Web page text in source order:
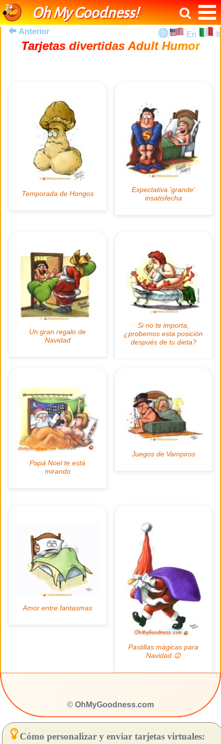
Oh My Goodness!
Anterior En It
Tarjetas divertidas Adult Humor
© OhMyGoodness.com
Cómo personalizar y enviar tarjetas virtuales: